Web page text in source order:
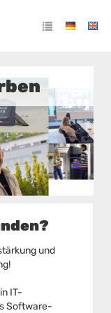
und
IT-
Software-